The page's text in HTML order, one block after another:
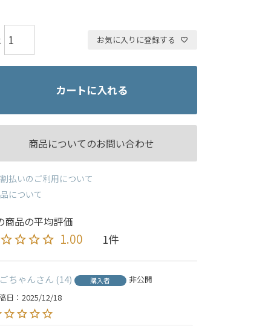
お気に入りに登録する
カートに入れる
商品についてのお問い合わせ
払いのご利用について
について
1.00 1
ちゃん 14 購入者
非公開
日
2025/12/18